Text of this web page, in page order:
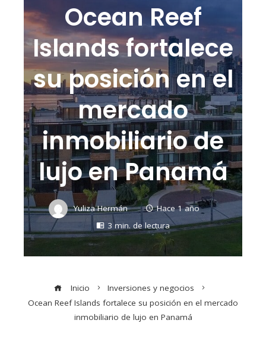
Ocean Reef
Islands fortalece
su posición en el
mercado
inmobiliario de
lujo en Panamá
Yuliza Hermán
Hace 1 año
3 min. de lectura
Inicio
Inversiones y negocios
Ocean Reef Islands fortalece su posición en el mercado
inmobiliario de lujo en Panamá